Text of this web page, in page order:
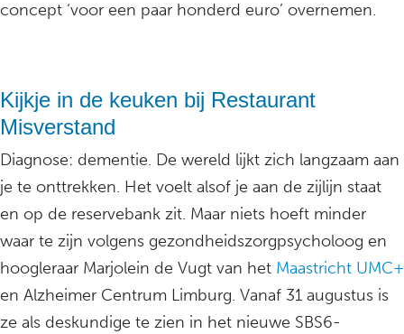
concept ‘voor een paar honderd euro’ overnemen.
Kijkje in de keuken bij Restaurant
Misverstand
Diagnose: dementie. De wereld lijkt zich langzaam aan
je te onttrekken. Het voelt alsof je aan de zijlijn staat
en op de reservebank zit. Maar niets hoeft minder
waar te zijn volgens gezondheidszorgpsycholoog en
hoogleraar Marjolein de Vugt van het Maastricht UMC+
en Alzheimer Centrum Limburg. Vanaf 31 augustus is
ze als deskundige te zien in het nieuwe SBS6-